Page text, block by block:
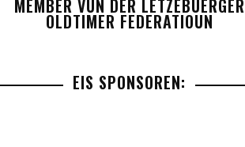
MEMBER VUN DER LETZEBUERGER
OLDTIMER FEDERATIOUN
EIS SPONSOREN: